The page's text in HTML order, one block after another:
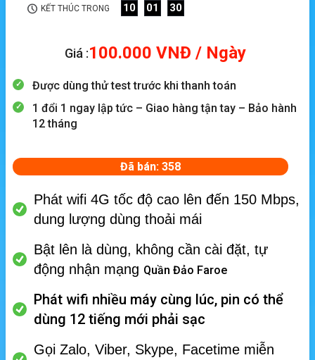
KẾT THÚC TRONG 10 01 29
Giá :100.000 VNĐ / Ngày
Được dùng thử test trước khi thanh toán
1 đổi 1 ngay lập tức – Giao hàng tận tay – Bảo hành
12 tháng
Đã bán: 358
Phát wifi 4G tốc độ cao lên đến 150 Mbps,
dung lượng dùng thoải mái
Bật lên là dùng, không cần cài đặt, tự
động nhận mạng Quần Đảo Faroe
Phát wifi nhiều máy cùng lúc, pin có thể
dùng 12 tiếng mới phải sạc
Gọi Zalo, Viber, Skype, Facetime miễn